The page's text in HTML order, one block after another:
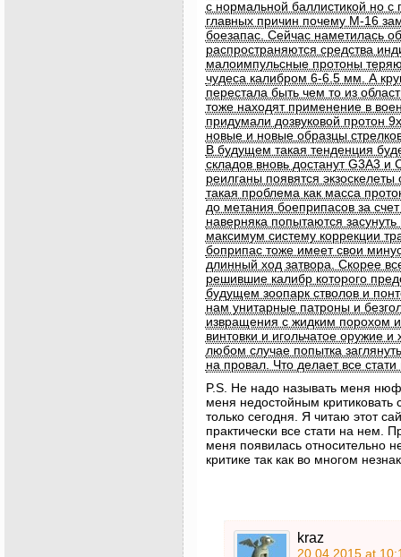
с нормальной баллистикой но с
главных причин почему М-16
боезапас. Сейчас наметилась
распространяются средства
малоимпульсные протоны
чудеса калибром 6-6.5 мм. А
перестала быть чем то из
тоже находят применение в
придумали дозвуковой протон
новые и новые образцы
В будущем такая тенденция
складов вновь достанут G3А3
реилганы появятся
такая проблема как масса
до метания боеприпасов за
наверняка попытаются
максимум систему коррекции
боприпас тоже имеет свои
длинный ход затвора. Скорее
решившие калибр которого
будущем зоопарк стволов и
нам унитарные патроны и
извращения с жидким порохом
винтовки и игольчатое оружие
любом случае попытка
на провал. Что делает все
P.S. Не надо называть меня
меня недостойным критиковать
только сегодня. Я читаю этот
практически все стати на нем.
меня появилась относительно
критике так как во многом
kraz
20.04.2015 at